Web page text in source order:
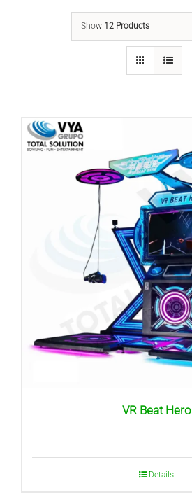
Show 12 Products
VR Beat Hero
Details